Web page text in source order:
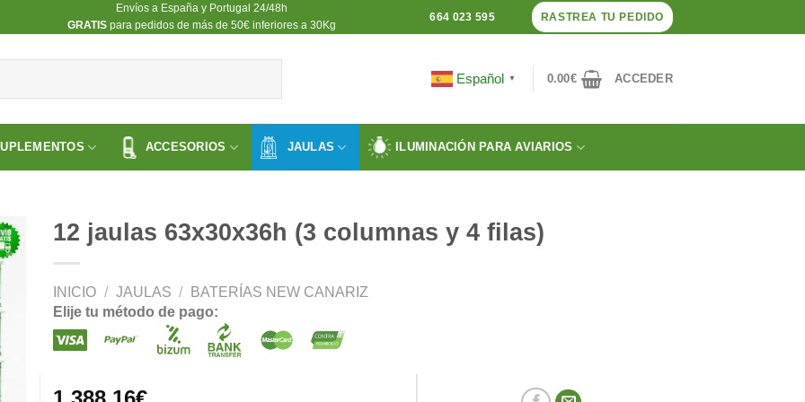
Envíos a España y Portugal 24/48h
​GRATISpara pedidos de más de 50€ inferiores a 30Kg
664 023 595 RASTREA TU PEDIDO
Español ▼ 0.00€ ACCEDER
ACCESORIOS JAULAS ILUMINACIÓN PARA AVIARIOS
12 jaulas 63x30x36h (3 columnas y 4 filas)
INICIO / JAULAS /
BATERÍAS NEW CANARIZ
Elije tu método de pago: